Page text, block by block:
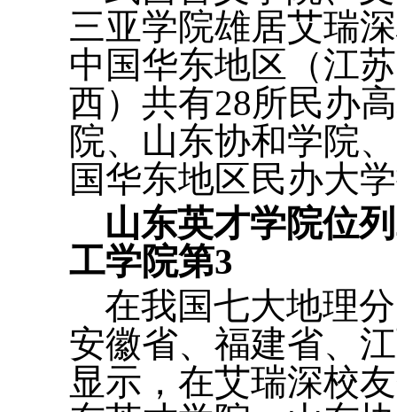
三亚学院雄居艾瑞
中国华东地区（江
西）共有28所民办
院、山东协和学院
国华东地区民办大
山东英才学院位
工学院第3
在我国七大地理
安徽省、福建省、
显示，在艾瑞深校